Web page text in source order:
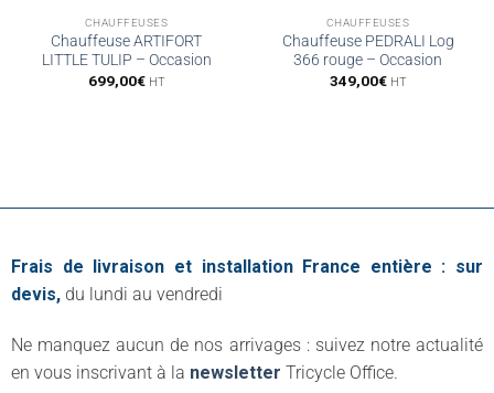
CHAUFFEUSES
Chauffeuse ARTIFORT
LITTLE TULIP – Occasion
699,00€ HT
CHAUFFEUSES
Chauffeuse PEDRALI Log
366 rouge – Occasion
349,00€ HT
Frais de livraison et installation France entière : sur
devis, du lundi au vendredi
Ne manquez aucun de nos arrivages : suivez notre actualité
en vous inscrivant à la newsletter Tricycle Office.